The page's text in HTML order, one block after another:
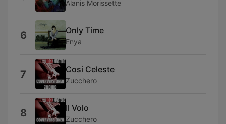
Alanis Morissette
6 Only Time
Enya
7 Cosi Celeste
Zucchero
8 Il Volo
Zucchero